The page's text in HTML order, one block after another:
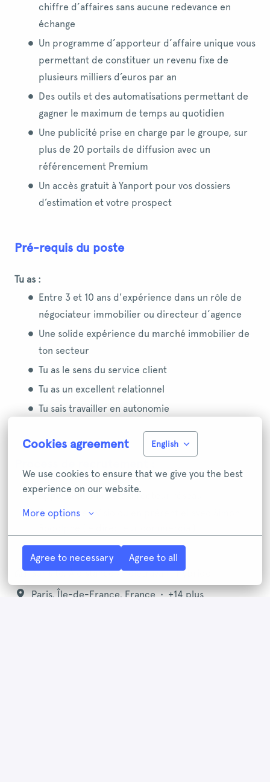
Cookies agreement English
We use cookies to ensure that we give you the best
experience on our website.
More options
Agree to necessary Agree to all
chiffre d’affaires sans aucune redevance en
échange
Un programme d’apporteur d’affaire unique vous
permettant de constituer un revenu fixe de
plusieurs milliers d’euros par an
Des outils et des automatisations permettant de
gagner le maximum de temps au quotidien
Une publicité prise en charge par le groupe, sur
plus de 20 portails de diffusion avec un
référencement Premium
Un accès gratuit à Yanport pour vos dossiers
d’estimation et votre prospect
Pré-requis du poste
Tu as :
Entre 3 et 10 ans d'expérience dans un rôle de
négociateur immobilier ou directeur d’agence
Une solide expérience du marché immobilier de
ton secteur
Tu as le sens du service client
Tu as un excellent relationnel
Tu sais travailler en autonomie
Appelavec Simon le directeur réseau
Entretienen Visio ou en présentiel avec Simon +
Sur site, À distance / Télétravail , Hybride
Paris, Île-de-France, France • +14 plus